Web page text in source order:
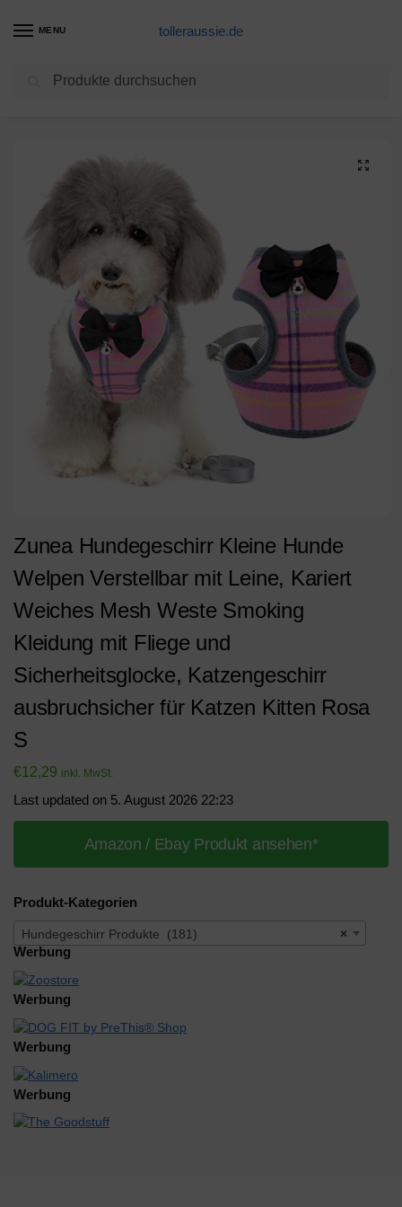
MENU tolleraussie.de
Hundegeschirr Produkte / Zunea Hundegeschirr Kleine Hunde Welpen Verstellbar mit Leine, Kariert Weiches Mesh Weste Smoking Kleidung mit Fliege und Sicherheitsglocke, Katzengeschirr ausbruchsicher für Katzen Kitten Rosa S
Zunea Hundegeschirr Kleine Hunde
Welpen Verstellbar mit Leine, Kariert
Weiches Mesh Weste Smoking
Kleidung mit Fliege und
Sicherheitsglocke, Katzengeschirr
ausbruchsicher für Katzen Kitten Rosa
S
€12,29 inkl. MwSt.
Last updated on 5. August 2026 22:23
Amazon / Ebay Produkt ansehen*
Produkt-Kategorien
×
Hundegeschirr Produkte (181)
Werbung
Werbung
Werbung
Werbung